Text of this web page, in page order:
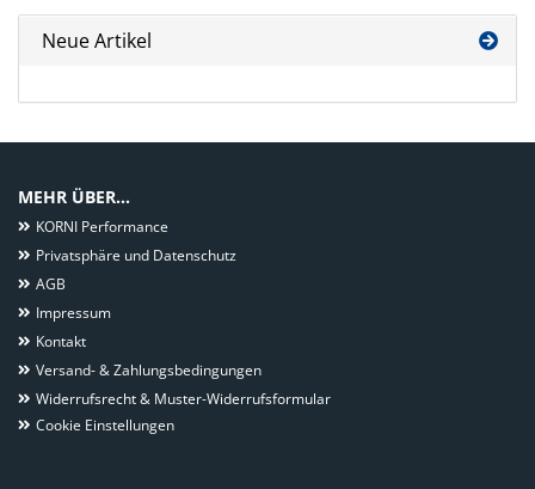
Neue Artikel
MEHR ÜBER...
KORNI Performance
Privatsphäre und Datenschutz
AGB
Impressum
Kontakt
Versand- & Zahlungsbedingungen
Widerrufsrecht & Muster-Widerrufsformular
Cookie Einstellungen